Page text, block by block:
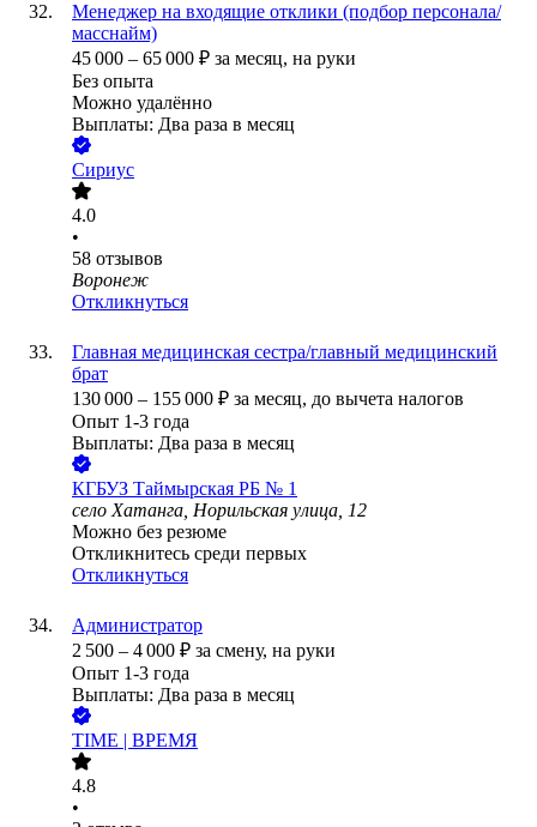
Менеджер на входящие отклики (подбор персонала/
масснайм)
45 000 – 65 000 ₽ за месяц, на руки
Без опыта
Можно удалённо
Выплаты: Два раза в месяц
Сириус
4.0
•
58 отзывов
Воронеж
Откликнуться
Главная медицинская сестра/главный медицинский
брат
130 000 – 155 000 ₽ за месяц, до вычета налогов
Опыт 1-3 года
Выплаты: Два раза в месяц
КГБУЗ Таймырская РБ № 1
село Хатанга, Норильская улица, 12
Можно без резюме
Откликнитесь среди первых
Откликнуться
Администратор
2 500 – 4 000 ₽ за смену, на руки
Опыт 1-3 года
Выплаты: Два раза в месяц
TIME | ВРЕМЯ
4.8
•